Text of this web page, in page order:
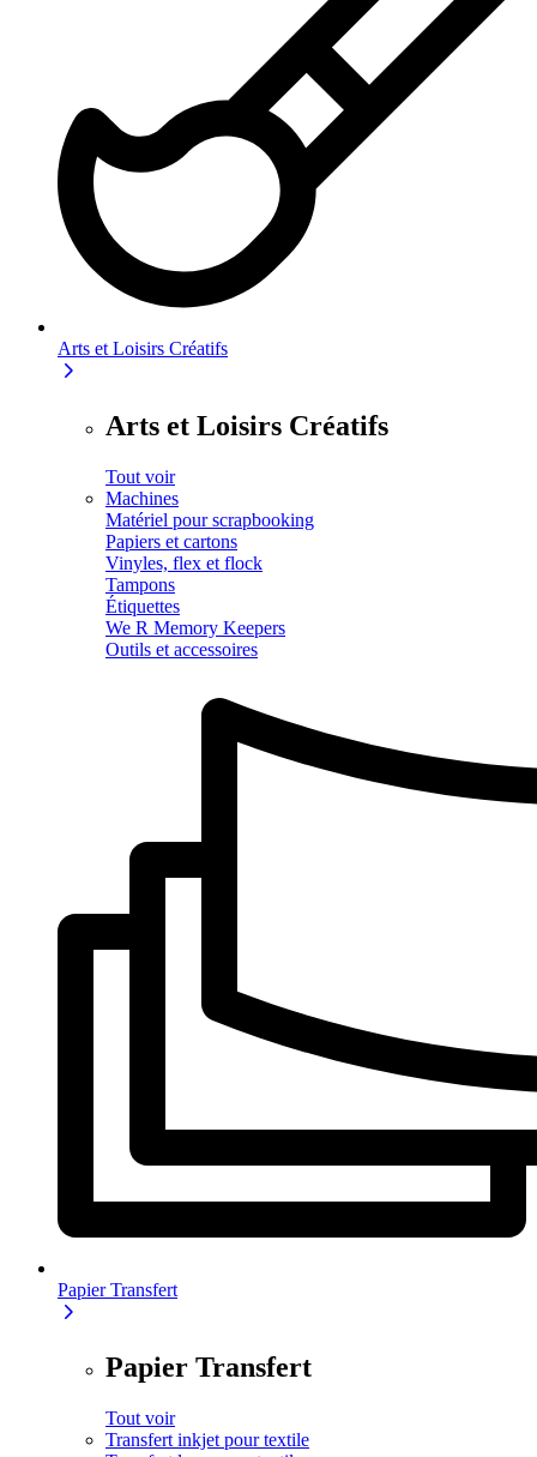
Arts et Loisirs Créatifs
Arts et Loisirs Créatifs
Tout voir
Machines
Matériel pour scrapbooking
Papiers et cartons
Vinyles, flex et flock
Tampons
Étiquettes
We R Memory Keepers
Outils et accessoires
Papier Transfert
Papier Transfert
Tout voir
Transfert inkjet pour textile